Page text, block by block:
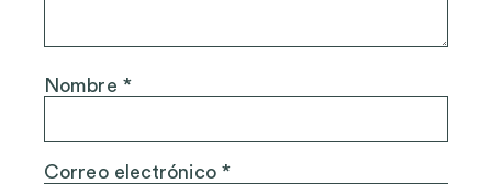
Nombre *
Correo electrónico *